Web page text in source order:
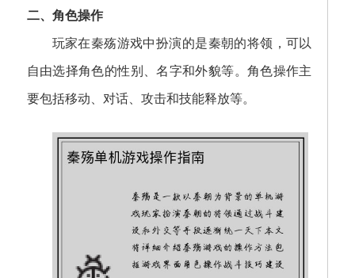
二、角色操作
玩家在秦殇游戏中扮演的是秦朝的将领，可以
自由选择角色的性别、名字和外貌等。角色操作主
要包括移动、对话、攻击和技能释放等。